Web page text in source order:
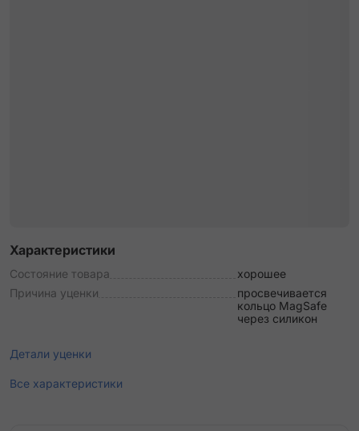
Характеристики
Состояние товара
хорошее
Причина уценки
просвечивается
кольцо MagSafe
через силикон
Детали уценки
Все характеристики